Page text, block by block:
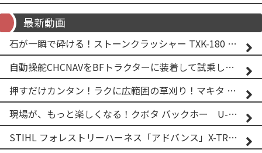
最新動画
石が一瞬で砕ける！ストーンクラッシャー TXK-180 実演
自動操舵CHCNAVをBFトラクターに装着して試乗してみた！！ CHCNAV NX610
押すだけカンタン！ラクに広範囲の草刈り！マキタ バッテリー式草刈り機 MUG001G 2
現場が、もっと楽しくなる！クボタ バックホー U-25-3A
STIHL フォレストリーハーネス「アドバンス」X-TREEm